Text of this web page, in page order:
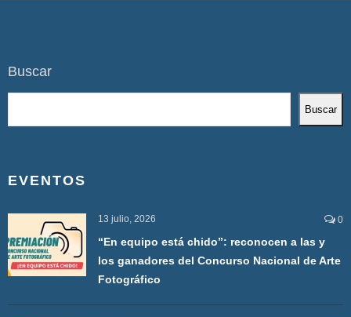
Buscar
Buscar
EVENTOS
13 julio, 2026 0
“En equipo está chido”: reconocen a las y
los ganadores del Concurso Nacional de Arte
Fotográfico